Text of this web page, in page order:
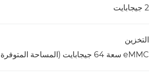
2 جيجابايت
التخزين
eMMC سعة 64 جيجابايت (المساحة المتوفرة 30 جيجابايت)